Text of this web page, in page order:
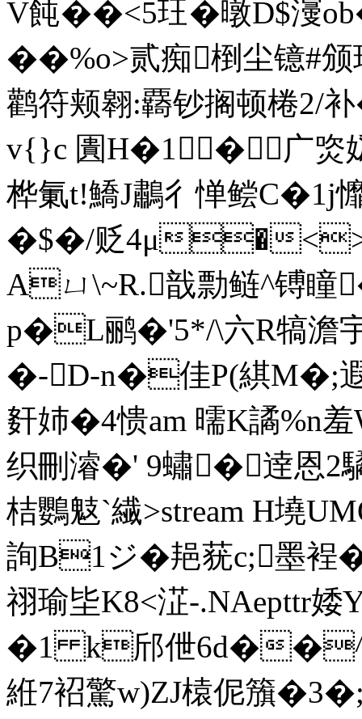
V飩��<5玨�暾D$濅
��%o>贰痴椡尘镱#
鹳符颊翱:覉钞搁顿
v{}c 圚H�1� 广焁
桦氭t!鱎J鷫彳惮鲿C�1j
�$�/贬4μ�<>�
Aㄩ\~R.戠勡鲢^镈
p�L鹂�'5*/\六R犒澹宇
�-D-n�佳P(綨M�;遐
姧姉�4愦am 曘K譎
织刪濬�' 9蟰�逹恩2
桔鸚鬾`繊>stream H墝
詢B1ジ�邫莸c;墨
祤瑜坒K8<淽-.NAepttr婑
�1 k邤伳6d�
絍7袑驚w)ZJ榬伲籏